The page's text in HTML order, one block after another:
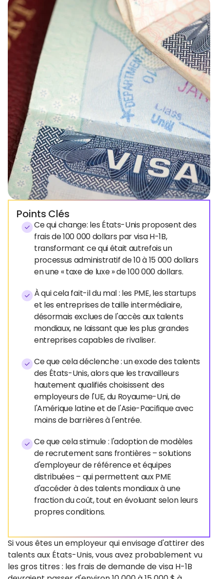
Points Clés
Ce qui change: les États-Unis proposent des
frais de 100 000 dollars par visa H-1B,
transformant ce qui était autrefois un
processus administratif de 10 à 15 000 dollars
en une « taxe de luxe » de 100 000 dollars.
À qui cela fait-il du mal : les PME, les startups
et les entreprises de taille intermédiaire,
désormais exclues de l'accès aux talents
mondiaux, ne laissant que les plus grandes
entreprises capables de rivaliser.
Ce que cela déclenche : un exode des talents
des États-Unis, alors que les travailleurs
hautement qualifiés choisissent des
employeurs de l'UE, du Royaume-Uni, de
l'Amérique latine et de l'Asie-Pacifique avec
moins de barrières à l'entrée.
Ce que cela stimule : l'adoption de modèles
de recrutement sans frontières – solutions
d'employeur de référence et équipes
distribuées – qui permettent aux PME
d'accéder à des talents mondiaux à une
fraction du coût, tout en évoluant selon leurs
propres conditions.
Si vous êtes un employeur qui envisage d'attirer des
talents aux États-Unis, vous avez probablement vu
les gros titres : les frais de demande de visa H-1B